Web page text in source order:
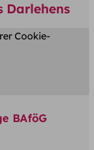
Darlehens
Cookie-
BAföG